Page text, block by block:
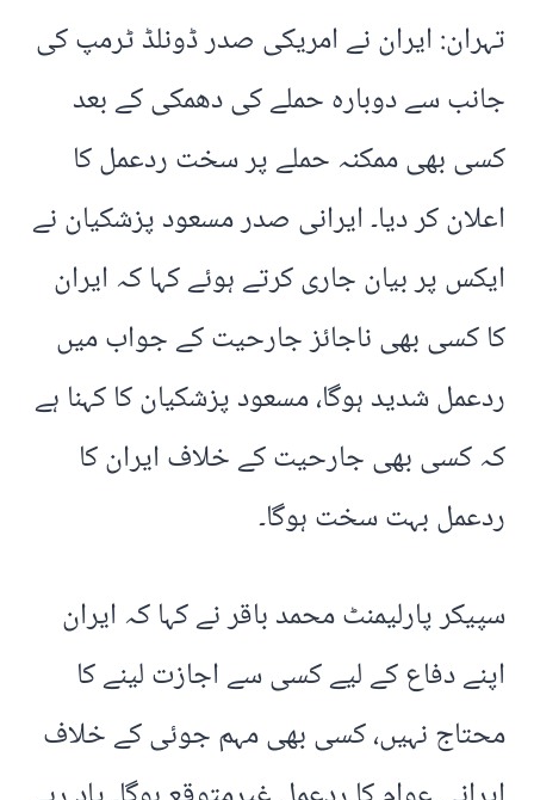
تہران: ایران نے امریکی صدر ڈونلڈ ٹرمپ کی
جانب سے دوبارہ حملے کی دھمکی کے بعد
کسی بھی ممکنہ حملے پر سخت ردعمل کا
اعلان کر دیا۔ ایرانی صدر مسعود پزشکیان نے
ایکس پر بیان جاری کرتے ہوئے کہا کہ ایران
کا کسی بھی ناجائز جارحیت کے جواب میں
ردعمل شدید ہوگا، مسعود پزشکیان کا کہنا ہے
کہ کسی بھی جارحیت کے خلاف ایران کا
ردعمل بہت سخت ہوگا۔
سپیکر پارلیمنٹ محمد باقر نے کہا کہ ایران
اپنے دفاع کے لیے کسی سے اجازت لینے کا
محتاج نہیں، کسی بھی مہم جوئی کے خلاف